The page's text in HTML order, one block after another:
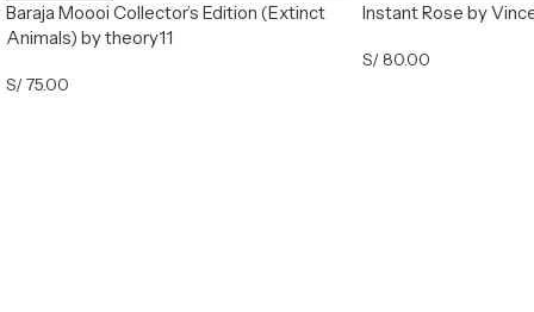
Nuevo
Baraja Moooi Collector’s Edition (Extinct
Animals) by theory11
S/75.00
Instant Rose by
S/80.00